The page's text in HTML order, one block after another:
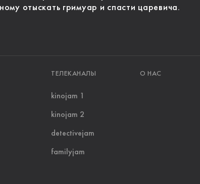
отыскать гримуар и спасти царевича.
ТЕЛЕКАНАЛЫ О НАС
kinojam 1
kinojam 2
detectivejam
familyjam